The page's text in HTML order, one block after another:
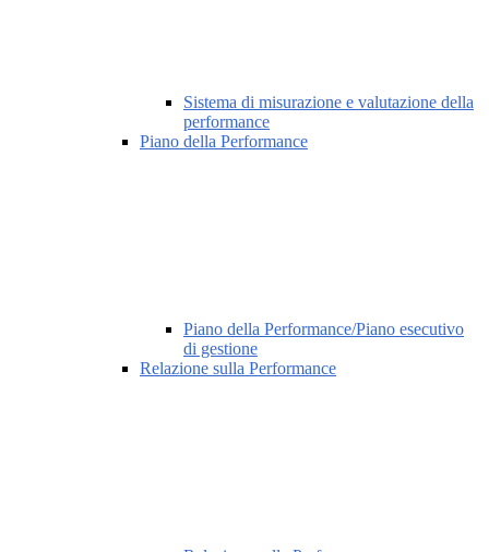
Sistema di misurazione e valutazione della
performance
Piano della Performance
Piano della Performance/Piano esecutivo
di gestione
Relazione sulla Performance